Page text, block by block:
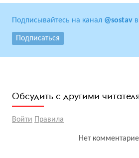
Подписывайтесь на канал @sostav
Подписаться
Обсудить с другими
Войти Правила
Нет